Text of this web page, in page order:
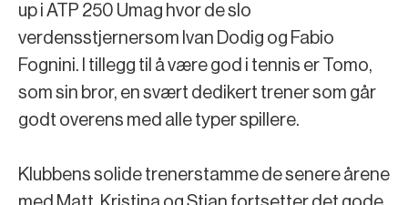
up i ATP 250 Umag hvor de slo
verdensstjernersom Ivan Dodig og Fabio
Fognini. I tillegg til å være god i tennis er Tomo,
som sin bror, en svært dedikert trener som går
godt overens med alle typer spillere.
Klubbens solide trenerstamme de senere årene